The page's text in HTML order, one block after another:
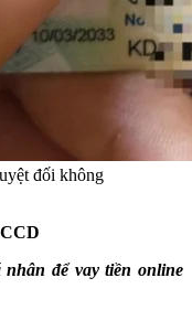
đối không
để vay tiền online